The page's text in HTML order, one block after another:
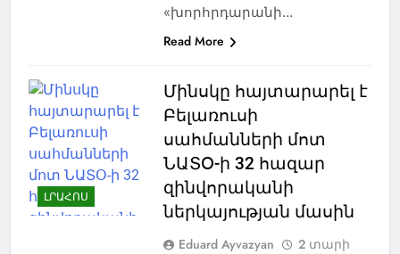
«խորհրդարանի…
Read More
ԼՐԱՀՈՍ
Մինսկը հայտարարել է
Բելառուսի
սահմանների մոտ
ՆԱՏՕ-ի 32 հազար
զինվորականի
ներկայության մասին
Eduard Ayvazyan
2 տարի